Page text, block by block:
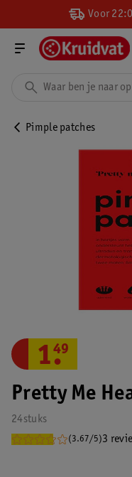
Voor
Pimple patches
Pretty Me
24stuks
(3.67/5)3
1.
49